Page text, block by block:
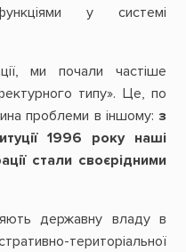
у системі
ми почали частіше
типу». Це, по
проблеми в іншому:з
1996 року наші
стали своєрідними
державну владу в
територіальної